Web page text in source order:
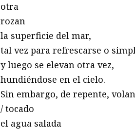
otra
rozan
la superficie del mar,
tal vez para refrescarse o
y luego se elevan otra vez,
hundiéndose en el cielo.
Sin embargo, de repente,
/ tocado
el agua salada